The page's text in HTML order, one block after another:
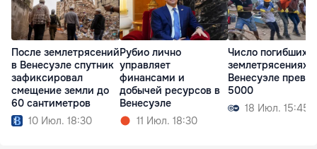
После землетрясений
в Венесуэле спутник
зафиксировал
смещение земли до
60 сантиметров
10 Июл. 18:30
Рубио лично
управляет
финансами и
добычей ресурсов в
Венесуэле
11 Июл. 18:30
Число погибших
землетрясениях в
Венесуэле
5000
18 Июл. 15:45